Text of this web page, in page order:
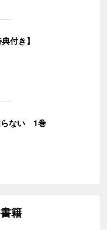
付き】
らない 1巻
籍